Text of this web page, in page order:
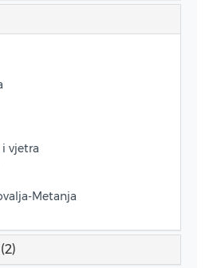
vjetra
Metanja